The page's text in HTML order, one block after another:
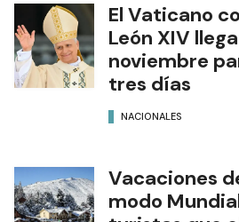
El Vaticano
León XIV
noviembre
tres días
NACIONALES
Vacaciones
modo